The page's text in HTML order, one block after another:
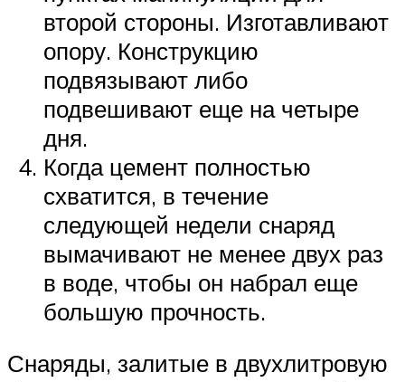
второй стороны. Изготавливают
опору. Конструкцию
подвязывают либо
подвешивают еще на четыре
дня.
Когда цемент полностью
схватится, в течение
следующей недели снаряд
вымачивают не менее двух раз
в воде, чтобы он набрал еще
большую прочность.
Снаряды, залитые в двухлитровую